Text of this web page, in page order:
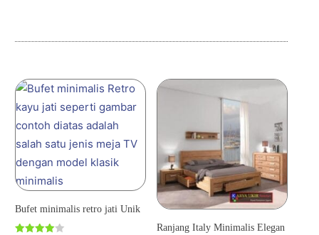
Bufet minimalis retro jati Unik
Ranjang Italy Minimalis Elegan